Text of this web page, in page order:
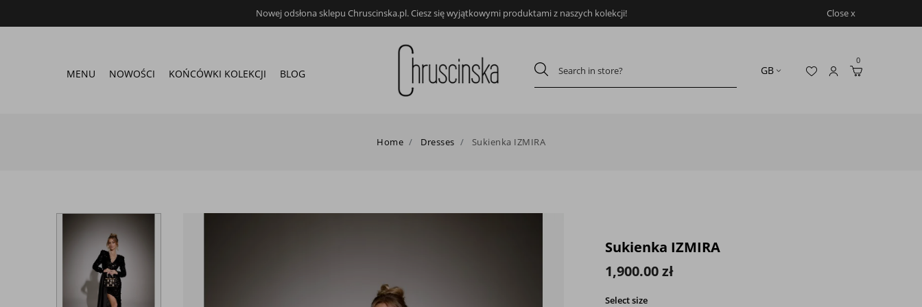
Nowej odsłona sklepu Chruscinska.pl. Ciesz się wyjątkowymi produktami z naszych kolekcji! Close x
MENU NOWOŚCI KOŃCÓWKI KOLEKCJI BLOG
0
Home Dresses Sukienka IZMIRA
Sukienka IZMIRA
1,900.00 zł
Selectsize